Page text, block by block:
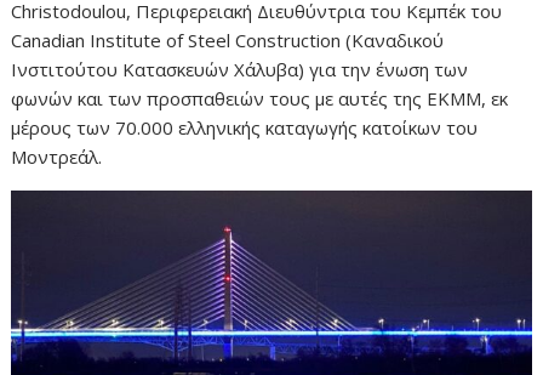
Christodoulou, Περιφερειακή Διευθύντρια του Κεμπέκ του
Canadian Institute of Steel Construction (Καναδικού
Ινστιτούτου Κατασκευών Χάλυβα) για την ένωση των
φωνών και των προσπαθειών τους με αυτές της ΕΚΜΜ, εκ
μέρους των 70.000 ελληνικής καταγωγής κατοίκων του
Μοντρεάλ.